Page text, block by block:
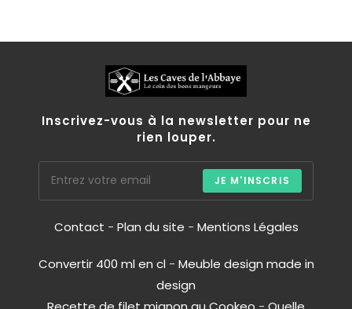
Inscrivez-vous à la newsletter pour ne
rien louper.
JE M'INSCRIS
Contact - Plan du site - Mentions Légales
Convertir 400 ml en cl - Meuble design made in
design